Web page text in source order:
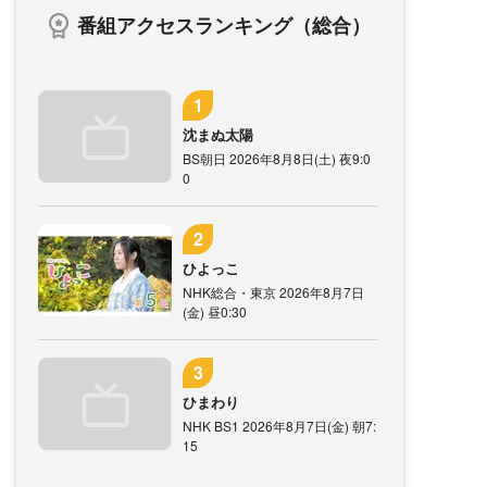
番組アクセスランキング（総合）
沈まぬ太陽
BS朝日 2026年8月8日(土) 夜9:0
0
ひよっこ
NHK総合・東京 2026年8月7日
(金) 昼0:30
ひまわり
NHK BS1 2026年8月7日(金) 朝7:
15